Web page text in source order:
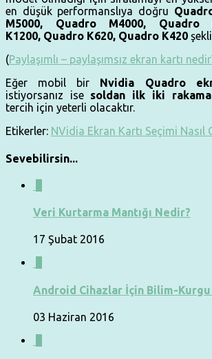
en düşük performanslıya doğru
M5000, Quadro M4000, Quadro
K1200, Quadro K620, Quadro K420
(Paylaşımlı – paylaşımsız ekran kartı
Eğer mobil bir
Nvidia Quadro
istiyorsanız ise soldan ilk iki rakama
tercih için yeterli olacaktır.
Etikerler: NVidia Ekran Kartı Seçimi Nasıl
Sevebilirsin...
Veri Kurtarma Mantığı Nedir?
17 Şubat 2016
Android Cihazlar İçin Bilim-Kurgu
03 Haziran 2016